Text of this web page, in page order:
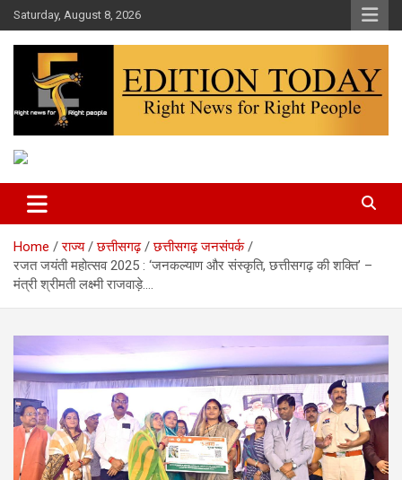
Skip
to
content
Saturday, August 8, 2026
Edition Today
Home राज्य छत्तीसगढ़
छत्तीसगढ़ जनसंपर्क
रजत जयंती महोत्सव 2025 : ‘जनकल्याण और संस्कृति, छत्तीसगढ़ की शक्ति’ –
मंत्री श्रीमती लक्ष्मी राजवाड़े….